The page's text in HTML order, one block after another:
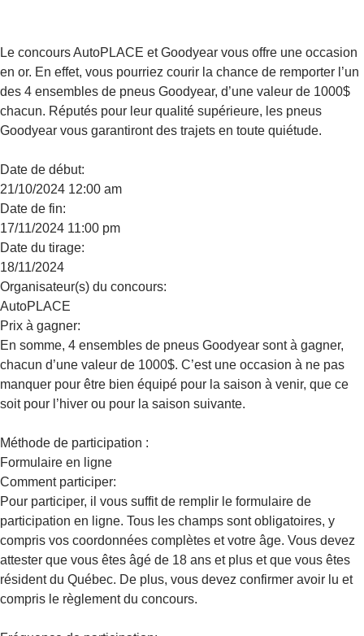
Le concours AutoPLACE et Goodyear vous offre une occasion
en or. En effet, vous pourriez courir la chance de remporter l’un
des 4 ensembles de pneus Goodyear, d’une valeur de 1000$
chacun. Réputés pour leur qualité supérieure, les pneus
Goodyear vous garantiront des trajets en toute quiétude.
Date de début:
21/10/2024 12:00 am
Date de fin:
17/11/2024 11:00 pm
Date du tirage:
18/11/2024
Organisateur(s) du concours:
AutoPLACE
Prix à gagner:
En somme, 4 ensembles de pneus Goodyear sont à gagner,
chacun d’une valeur de 1000$. C’est une occasion à ne pas
manquer pour être bien équipé pour la saison à venir, que ce
soit pour l’hiver ou pour la saison suivante.
Méthode de participation :
Formulaire en ligne
Comment participer:
Pour participer, il vous suffit de remplir le formulaire de
participation en ligne. Tous les champs sont obligatoires, y
compris vos coordonnées complètes et votre âge. Vous devez
attester que vous êtes âgé de 18 ans et plus et que vous êtes
résident du Québec. De plus, vous devez confirmer avoir lu et
compris le règlement du concours.